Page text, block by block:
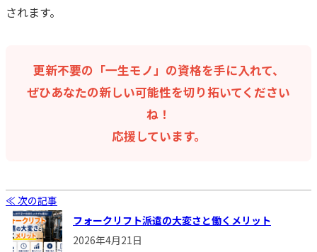
されます。
更新不要の「一生モノ」の資格を手に入れて、
ぜひあなたの新しい可能性を切り拓いてください
ね！
応援しています。
≪ 次の記事
フォークリフト派遣の大変さと働くメリット
2026年4月21日